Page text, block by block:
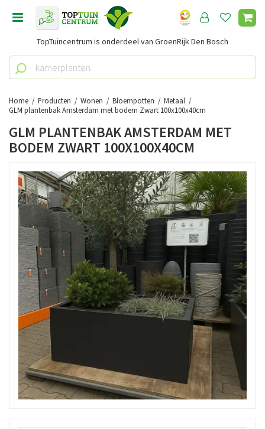
Home Producten Wonen Bloempotten
Metaal
GLM plantenbak Amsterdam met bodem Zwart 100x100x40cm
TopTuincentrum is onderdeel van GroenRijk Den Bosch
GLM PLANTENBAK AMSTERDAM MET
BODEM ZWART 100X100X40CM